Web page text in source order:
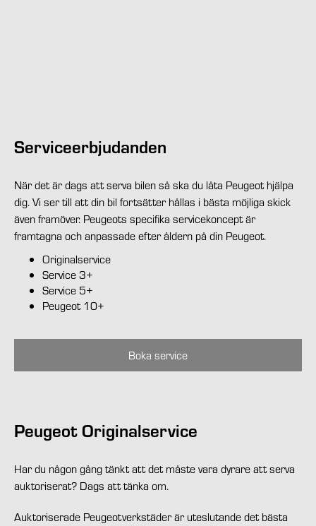
Serviceerbjudanden
När det är dags att serva bilen så ska du låta Peugeot hjälpa
dig. Vi ser till att din bil fortsätter hållas i bästa möjliga skick
även framöver. Peugeots specifika servicekoncept är
framtagna och anpassade efter åldern på din Peugeot.
Originalservice
Service 3+
Service 5+
Peugeot 10+
Boka service
Peugeot Originalservice
Har du någon gång tänkt att det måste vara dyrare att serva
auktoriserat? Dags att tänka om.
Auktoriserade Peugeotverkstäder är uteslutande det bästa